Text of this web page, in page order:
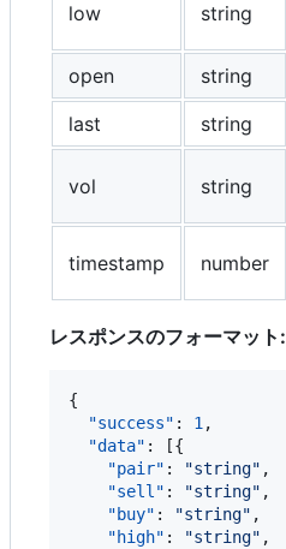
low string
open
string
last
string
vol string
timestamp number
レスポンスのフォーマット:
{
"success" : 1,
"data" : [{
"pair" : "string" ,
"sell" : "string" ,
"buy" : "string" ,
"high" : "string" ,